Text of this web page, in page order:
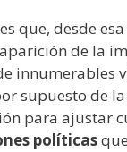
que, desde
de la
innumerables
supuesto de
para ajustar
políticas